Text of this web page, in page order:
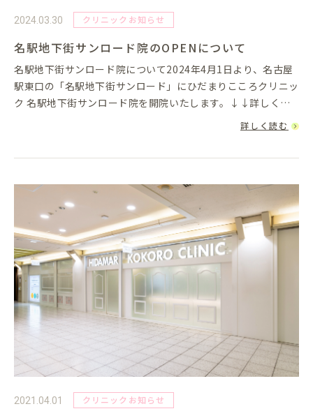
2024.03.30 クリニックお知らせ
名駅地下街サンロード院のOPENについて
名駅地下街サンロード院について2024年4月1日より、名古屋
駅東口の「名駅地下街サンロード」にひだまりこころクリニッ
ク 名駅地下街サンロード院を開院いたします。↓↓詳しくは
「サンロード院」のホームページをご覧くださいませお電話・
詳しく読む
2021.04.01 クリニックお知らせ